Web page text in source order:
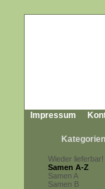
Impressum
Kategorien
Wieder lieferbar!
Samen A-Z
Samen A
Samen B